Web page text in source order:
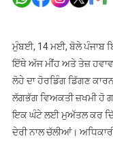
ਮੁੰਬਈ, 14 ਮਈ, ਬੋਲੇ ਪੰਜਾਬ
ਇੱਥੇ ਅੱਜ ਮੀਂਹ ਅਤੇ ਤੇਜ਼
ਲੋਹੇ ਦਾ ਹੋਰਡਿੰਗ ਡਿੱਗਣ
ਲੱਗਭੱਗ ਵਿਅਕਤੀ ਜ਼ਖਮੀ ਹੋ
ਇਕ ਘੰਟੇ ਲਈ ਮੁਅੱਤਲ ਕਰ
ਦੇਰੀ ਨਾਲ ਚੱਲੀਆਂ।